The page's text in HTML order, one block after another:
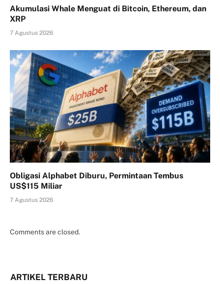
Akumulasi Whale Menguat di Bitcoin, Ethereum, dan
XRP
7 Agustus 2026
Obligasi Alphabet Diburu, Permintaan Tembus
US$115 Miliar
7 Agustus 2026
Comments are closed.
ARTIKEL TERBARU